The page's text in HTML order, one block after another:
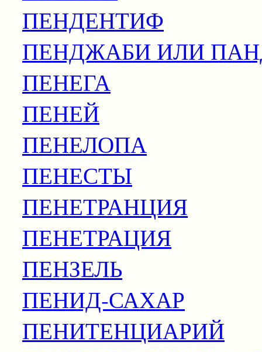
ПЕНДЕНТИФ
ПЕНДЖАБИ ИЛИ
ПЕНЕГА
ПЕНЕЙ
ПЕНЕЛОПА
ПЕНЕСТЫ
ПЕНЕТРАНЦИЯ
ПЕНЕТРАЦИЯ
ПЕНЗЕЛЬ
ПЕНИД-САХАР
ПЕНИТЕНЦИАРИЙ